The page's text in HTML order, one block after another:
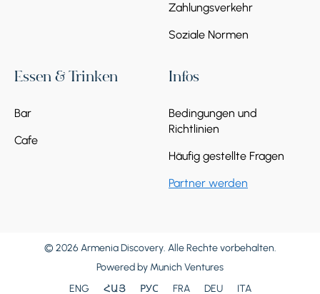
Zahlungsverkehr
Soziale Normen
Essen & Trinken
Bar
Cafe
Infos
Bedingungen und
Richtlinien
Häufig gestellte Fragen
Partner werden
© 2026 Armenia Discovery. Alle Rechte vorbehalten.
Powered by Munich Ventures
ENG
ՀԱՅ РУС FRA DEU ITA